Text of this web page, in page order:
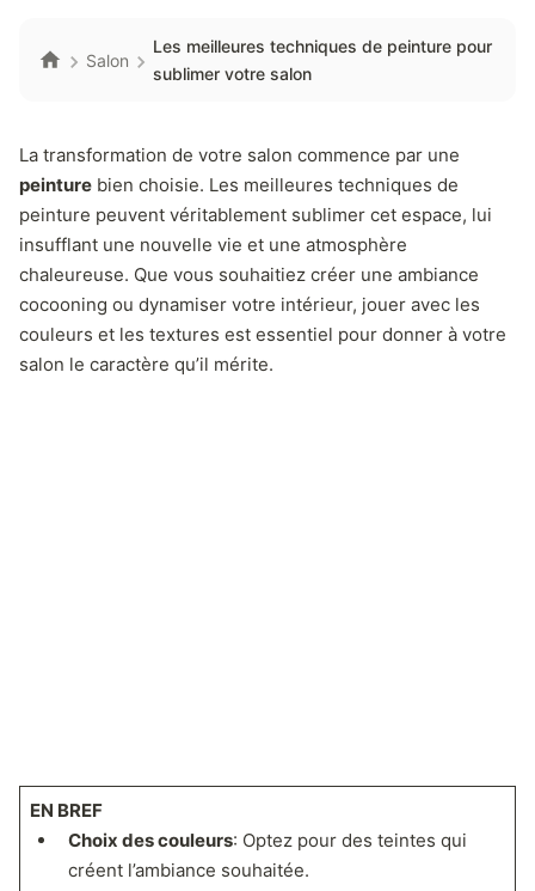
Salon
Les meilleures techniques de peinture pour
sublimer votre salon
La transformation de votre salon commence par une
peinture bien choisie. Les meilleures techniques de
peinture peuvent véritablement sublimer cet espace, lui
insufflant une nouvelle vie et une atmosphère
chaleureuse. Que vous souhaitiez créer une ambiance
cocooning ou dynamiser votre intérieur, jouer avec les
couleurs et les textures est essentiel pour donner à votre
salon le caractère qu’il mérite.
EN BREF
Choix des couleurs: Optez pour des teintes qui
créent l’ambiance souhaitée.